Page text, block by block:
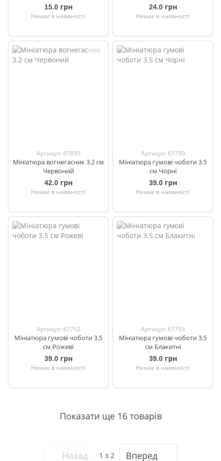
15.0 грн
Немає в наявності
24.0 грн
Немає в наявності
Артикул: 67895
Мініатюра вогнегасник 3.2 см
Червоний
42.0 грн
Немає в наявності
Артикул: 67750
Мініатюра гумові чоботи 3.5
см Чорні
39.0 грн
Немає в наявності
Артикул: 67752
Мініатюра гумові чоботи 3.5
см Рожеві
39.0 грн
Немає в наявності
Артикул: 67753
Мініатюра гумові чоботи 3.5
см Блакитні
39.0 грн
Немає в наявності
Показати ще 16 товарів
Назад 1 з 2 Вперед